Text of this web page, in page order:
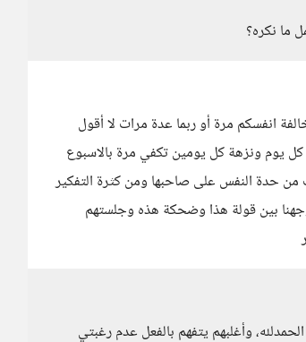
ما نكره؟
انفسكم مرة أو ربما عدة مرات لا أقول
يوم ونزهة كل يومين تكفي مرة بالاسبوع
من حدة النفس على صاحبها ومن كثرة التفكير
بين قولة هذا وضحكة هذه وجلستهم
وأغلبهم يتفهم بالفعل عدم رغبتي